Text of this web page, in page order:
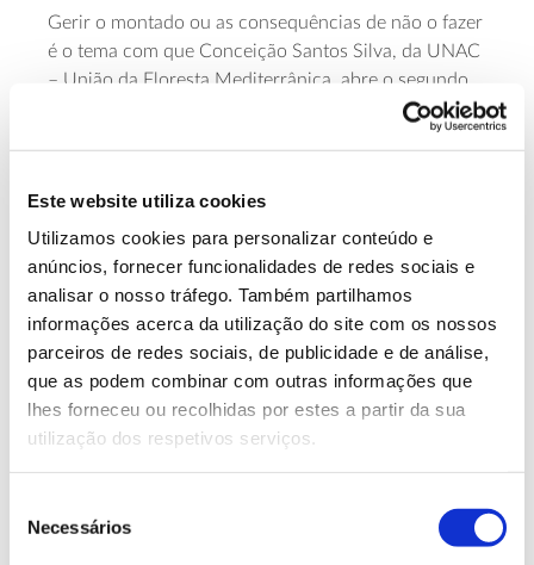
Este website utiliza cookies
Utilizamos cookies para personalizar conteúdo e
anúncios, fornecer funcionalidades de redes sociais e
analisar o nosso tráfego. Também partilhamos
informações acerca da utilização do site com os nossos
parceiros de redes sociais, de publicidade e de análise,
que as podem combinar com outras informações que
lhes forneceu ou recolhidas por estes a partir da sua
utilização dos respetivos serviços.
Necessários
Gerir o montado ou as consequências de não o fazer
é o tema com que Conceição Santos Silva, da UNAC
– União da Floresta Mediterrânica, abre o segundo
módulo dos Workshops Formativos sobre Sanidade
no Montado. A sessão decorre às 14h00 e pode ser
quem está presente, o dia termina com uma saída de
Mais informações sobre o workshop
13.07.2026
Genoma do priolo e de outras espécies em risco:
conhecer para conservar